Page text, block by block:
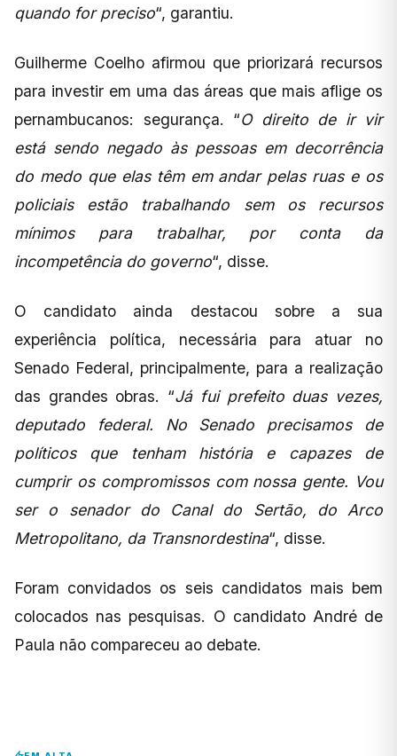
quando for preciso“, garantiu.
Guilherme Coelho afirmou que priorizará recursos
para investir em uma das áreas que mais aflige os
pernambucanos: segurança. “O direito de ir vir
está sendo negado às pessoas em decorrência
do medo que elas têm em andar pelas ruas e os
policiais estão trabalhando sem os recursos
mínimos para trabalhar, por conta da
incompetência do governo“, disse.
O candidato ainda destacou sobre a sua
experiência política, necessária para atuar no
Senado Federal, principalmente, para a realização
das grandes obras. “Já fui prefeito duas vezes,
deputado federal. No Senado precisamos de
políticos que tenham história e capazes de
cumprir os compromissos com nossa gente. Vou
ser o senador do Canal do Sertão, do Arco
Metropolitano, da Transnordestina“, disse.
Foram convidados os seis candidatos mais bem
colocados nas pesquisas. O candidato André de
Paula não compareceu ao debate.